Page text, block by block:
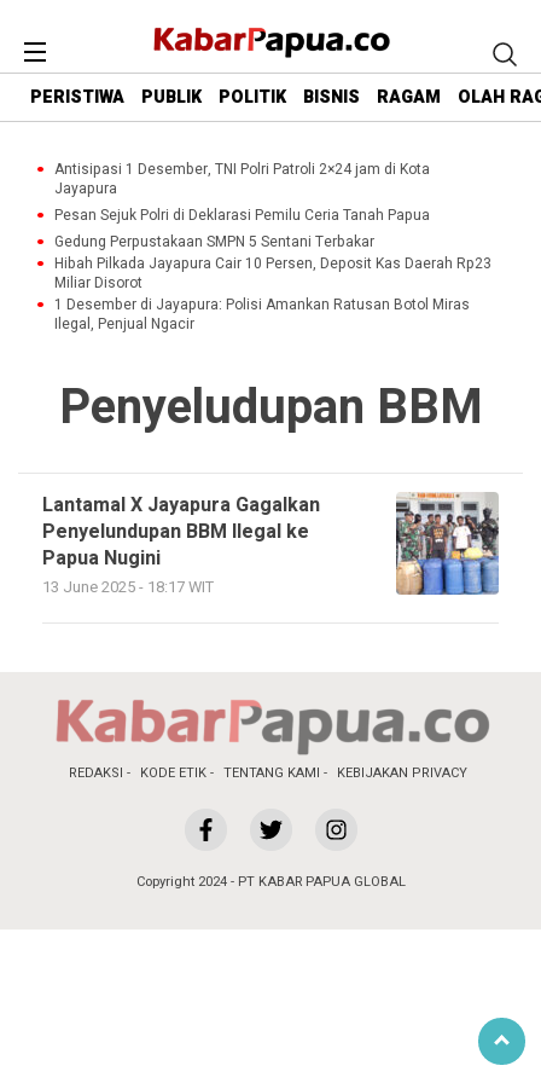
PERISTIWA PUBLIK POLITIK BISNIS RAGAM OLAH
Antisipasi 1 Desember, TNI Polri Patroli 2×24 jam di Kota
Jayapura
Pesan Sejuk Polri di Deklarasi Pemilu Ceria Tanah Papua
Gedung Perpustakaan SMPN 5 Sentani Terbakar
Hibah Pilkada Jayapura Cair 10 Persen, Deposit Kas Daerah Rp23
Miliar Disorot
1 Desember di Jayapura: Polisi Amankan Ratusan Botol Miras
Ilegal, Penjual Ngacir
Penyeludupan BBM
Lantamal X Jayapura Gagalkan
Penyelundupan BBM Ilegal ke
Papua Nugini
13 June 2025 - 18:17 WIT
REDAKSI KODE ETIK TENTANG KAMI KEBIJAKAN PRIVACY
Copyright 2024 - PT KABAR PAPUA GLOBAL